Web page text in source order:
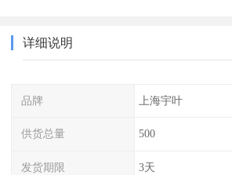
详细说明
品牌 上海宇叶
供货总量 500
发货期限 3天